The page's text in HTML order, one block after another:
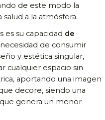
de este modo la
a la atmósfera.
es su capacidad de
de consumir
y estética singular,
cualquier espacio sin
aportando una imagen
decore, siendo una
genera un menor